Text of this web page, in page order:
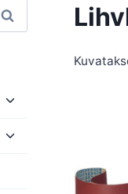
Otsi
Toggle
menu
Toggle